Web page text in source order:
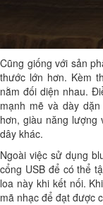
Cũng giống với sản
thước lớn hơn. Kèm
nằm đối diện nhau.
mạnh mẽ và dày
hơn, giàu năng lượng
dây khác.
Ngoài việc sử dụng
cổng USB để có thể
loa này khi kết nối.
mã nhạc để đạt được